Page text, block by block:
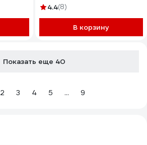
4.4(8)
В корзину
Показать еще 40
2 3 4 5 ... 9